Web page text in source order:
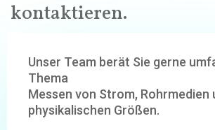
kontaktieren.
Unser Team berät Sie gerne
Thema
Messen von Strom, Rohrmedien
physikalischen Größen.